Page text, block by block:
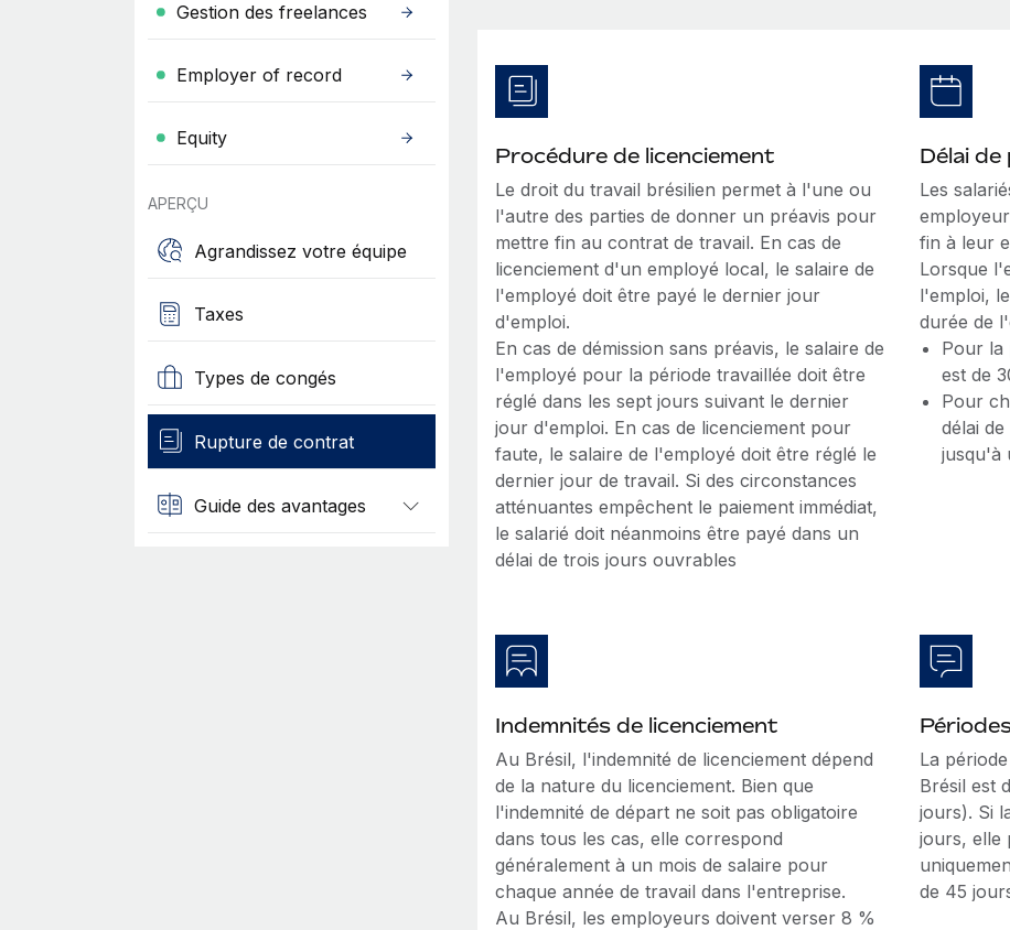
Gestion des freelances
Employer of record
Equity
APERÇU
Agrandissez votre équipe
Taxes
Types de congés
Rupture de contrat
Guide des avantages
Procédure de licenciement
Le droit du travail brésilien permet à l'une ou
l'autre des parties de donner un préavis pour
mettre fin au contrat de travail. En cas de
licenciement d'un employé local, le salaire de
l'employé doit être payé le dernier jour
d'emploi.
En cas de démission sans préavis, le salaire de
l'employé pour la période travaillée doit être
réglé dans les sept jours suivant le dernier
jour d'emploi. En cas de licenciement pour
faute, le salaire de l'employé doit être réglé le
dernier jour de travail. Si des circonstances
atténuantes empêchent le paiement immédiat,
le salarié doit néanmoins être payé dans un
délai de trois jours ouvrables
Délai de
Les
fin à leur
Lorsque
l'emploi,
durée de
Pour la
est de
Pour
délai
jusqu'à
Indemnités de licenciement
Au Brésil, l'indemnité de licenciement dépend
de la nature du licenciement. Bien que
l'indemnité de départ ne soit pas obligatoire
dans tous les cas, elle correspond
généralement à un mois de salaire pour
chaque année de travail dans l'entreprise.
Au Brésil, les employeurs doivent verser 8 %
La
Brésil est
jours). Si
jours, elle
de 45